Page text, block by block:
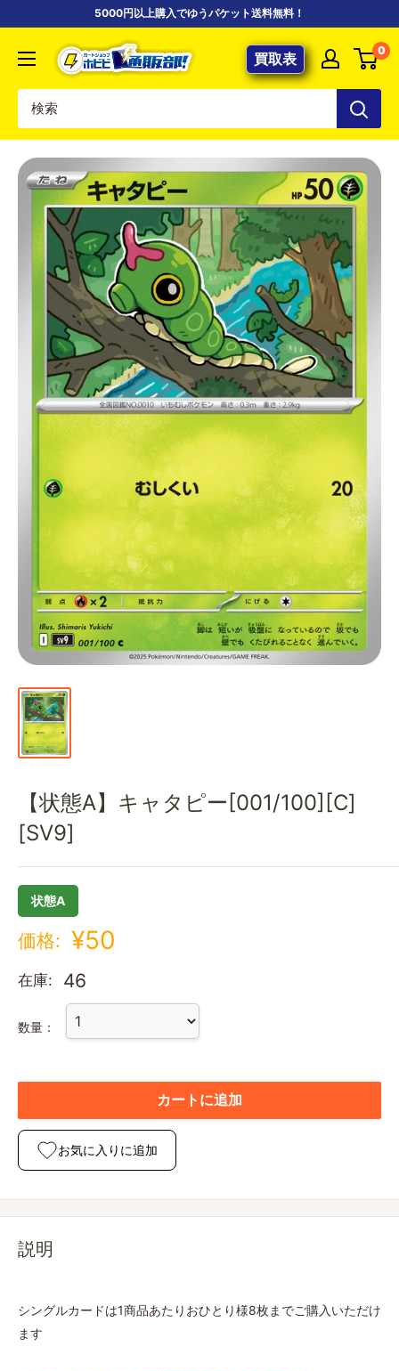
5000円以上購入でゆうパケット送料無料！
【ポ
ケ
専
門
カ
ー
ド
シ
ョ
ッ
プ
ホ
ビ
ビ
通
買取表 0
【状態A】キャタピー[001/100][C]
[SV9]
状態A
価格: ¥50
在庫: 46
数量：
カートに追加
お気に入りに追加
説明
シングルカードは1商品あたりおひとり様8枚までご購入いただけ
ます